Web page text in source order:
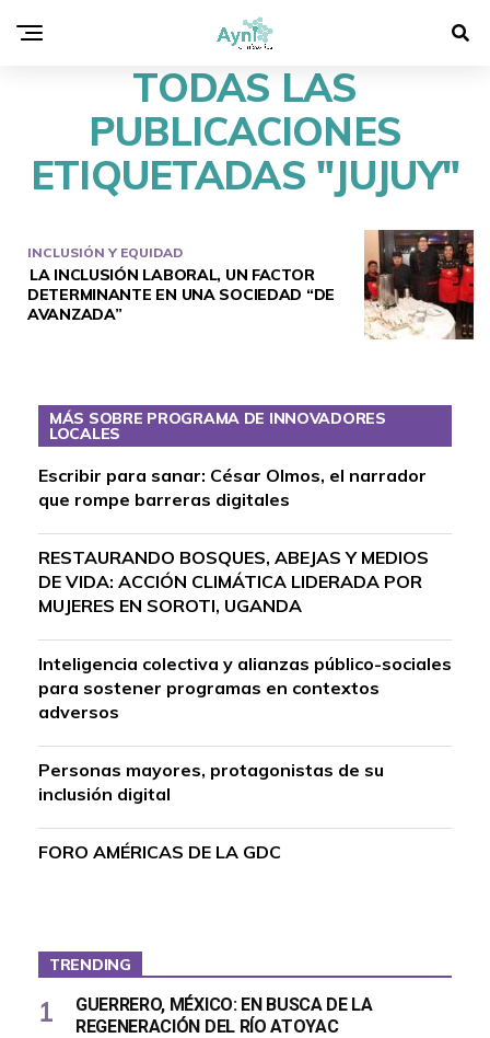
TODAS LAS
PUBLICACIONES
ETIQUETADAS "JUJUY"
INCLUSIÓN Y EQUIDAD
LA INCLUSIÓN LABORAL, UN FACTOR
DETERMINANTE EN UNA SOCIEDAD “DE
AVANZADA”
MÁS SOBRE PROGRAMA DE INNOVADORES
LOCALES
Escribir para sanar: César Olmos, el narrador
que rompe barreras digitales
RESTAURANDO BOSQUES, ABEJAS Y MEDIOS
DE VIDA: ACCIÓN CLIMÁTICA LIDERADA POR
MUJERES EN SOROTI, UGANDA
Inteligencia colectiva y alianzas público-sociales
para sostener programas en contextos
adversos
Personas mayores, protagonistas de su
inclusión digital
FORO AMÉRICAS DE LA GDC
TRENDING
GUERRERO, MÉXICO: EN BUSCA DE LA
REGENERACIÓN DEL RÍO ATOYAC